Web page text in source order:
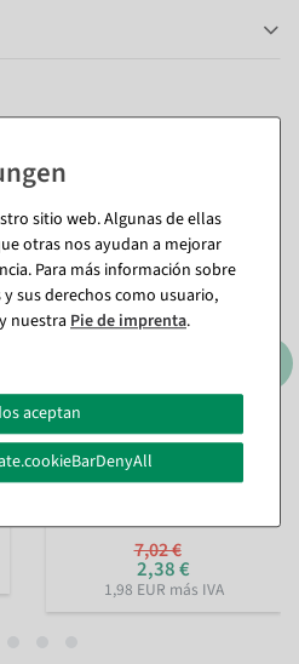
Protección para carteles,
acrílico, DIN A5
7,02 €
2,38 €
1,98 EUR más IVA
sitio web. Algunas de ellas
otras nos ayudan a mejorar
Para más información sobre
sus derechos como usuario,
nuestra Pie de imprenta.
aceptan